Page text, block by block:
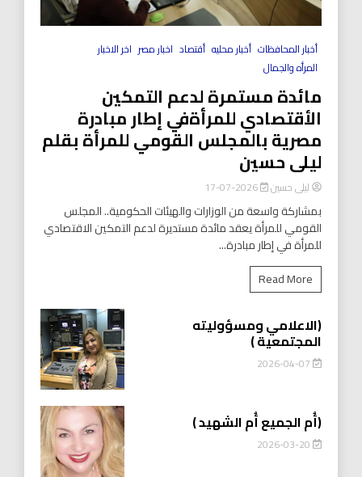
أخبار المحافظات أخبار محليه أقتصاد اخبار مصر اخر الاخبار
المرأه والجمال
مائدة مستمرة لدعم التمكين
الأقتصادي للمرأةفي إطار مبادرة
مصرية بالمجلس القومي للمرأة بقلم
ليلى حسين
ليلى حسين 2026-07-17
بمشاركة واسعة من الوزارات والهيئات الحكومية.. المجلس
القومي للمرأة يعقد مائدة مستديرة لدعم التمكين الاقتصادي
للمرأة في إطار مبادرة...
Read More
(الاعلامي ومسؤوليته
المجتمعية )
2026-04-07
(أُم الجميع أُم الشهيد )
2026-03-20